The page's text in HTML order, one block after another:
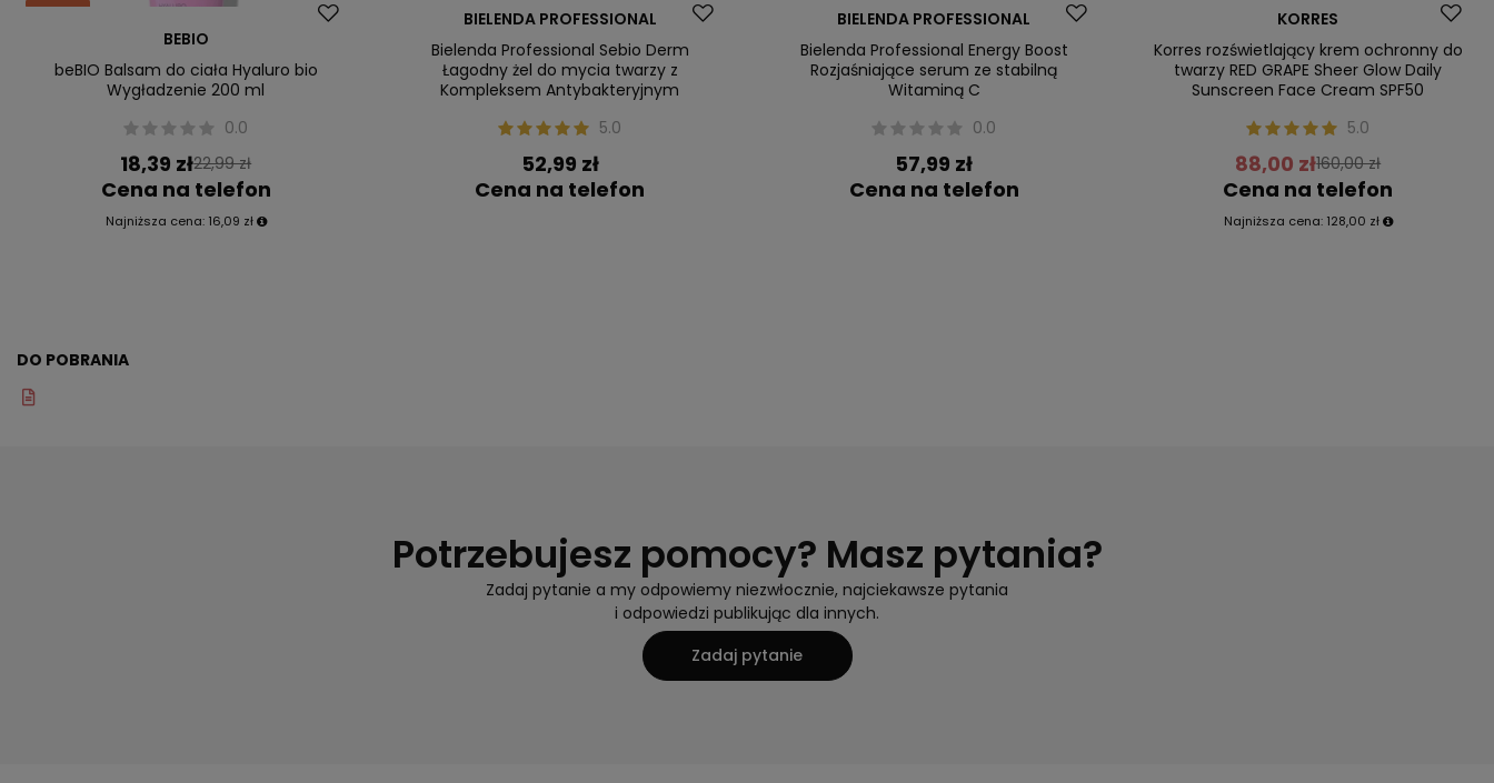
Okazja
BEBIO
beBIO Balsam do ciała Hyaluro bio
Wygładzenie 200 ml
0.0
18,39 zł22,99 zł
Cena na telefon
Najniższa cena: 16,09 zł
BIELENDA PROFESSIONAL
Bielenda Professional Sebio Derm
Łagodny żel do mycia twarzy z
Kompleksem Antybakteryjnym
5.0
52,99 zł
Cena na telefon
BIELENDA PROFESSIONAL
Bielenda Professional Energy Boost
Rozjaśniające serum ze stabilną
Witaminą C
0.0
57,99 zł
Cena na telefon
KORRES
Korres rozświetlający krem ochronny do
twarzy RED GRAPE Sheer Glow Daily
Sunscreen Face Cream SPF50
5.0
88,00 zł160,00 zł
Cena na telefon
Najniższa cena: 128,00 zł
DO POBRANIA
Potrzebujesz pomocy? Masz pytania?
Zadaj pytanie a my odpowiemy niezwłocznie, najciekawsze pytania
i odpowiedzi publikując dla innych.
Zadaj pytanie